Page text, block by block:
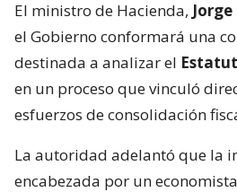
El ministro de Hacienda,
el Gobierno conformará una
destinada a analizar el
en un proceso que vinculó
esfuerzos de consolidación
La autoridad adelantó que la
encabezada por un